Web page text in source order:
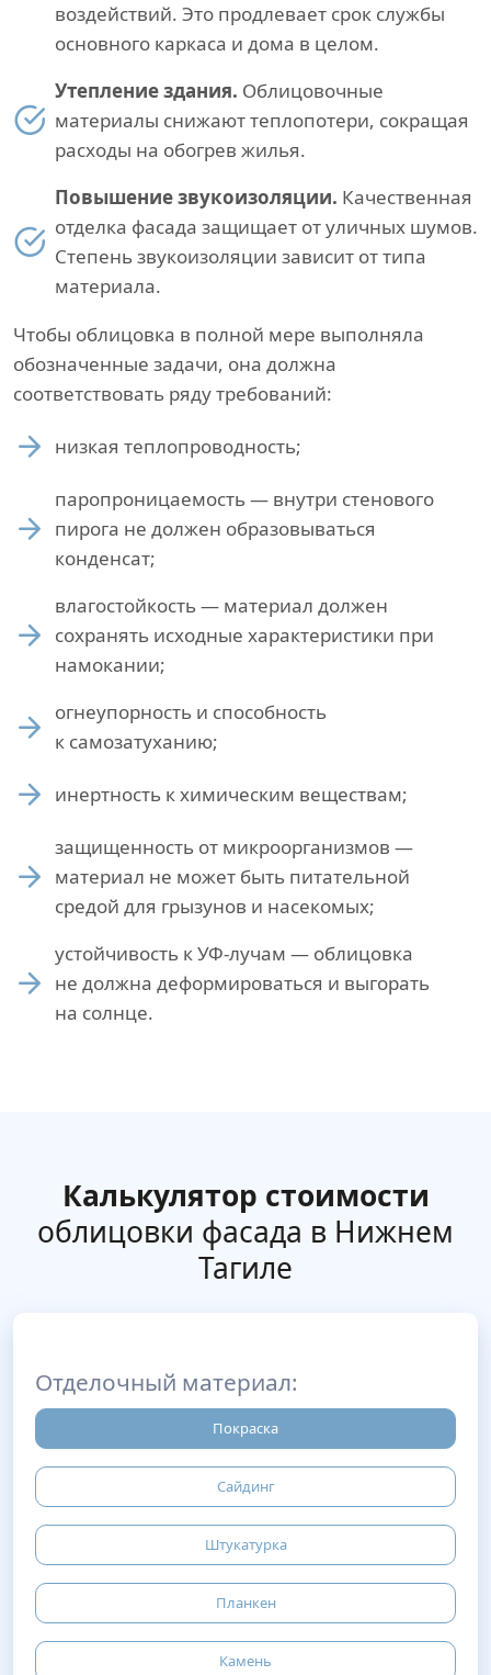
воздействий. Это продлевает срок службы
основного каркаса и дома в целом.
Утепление здания. Облицовочные
материалы снижают теплопотери, сокращая
расходы на обогрев жилья.
Повышение звукоизоляции. Качественная
отделка фасада защищает от уличных шумов.
Степень звукоизоляции зависит от типа
материала.
Чтобы облицовка в полной мере выполняла
обозначенные задачи, она должна
соответствовать ряду требований:
низкая теплопроводность;
паропроницаемость — внутри стенового
пирога не должен образовываться
конденсат;
влагостойкость — материал должен
сохранять исходные характеристики при
намокании;
огнеупорность и способность
к самозатуханию;
инертность к химическим веществам;
защищенность от микроорганизмов —
материал не может быть питательной
средой для грызунов и насекомых;
устойчивость к УФ-лучам — облицовка
не должна деформироваться и выгорать
на солнце.
Калькулятор стоимости
облицовки фасада в Нижнем
Тагиле
Отделочный материал:
Покраска
Сайдинг
Штукатурка
Планкен
Камень